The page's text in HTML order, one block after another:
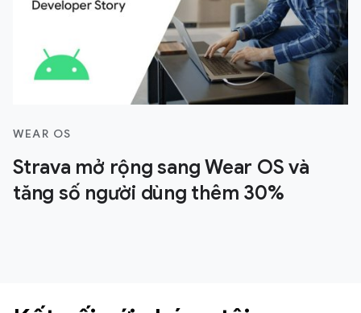
WEAR OS
Strava mở rộng sang Wear OS và
tăng số người dùng thêm 30%